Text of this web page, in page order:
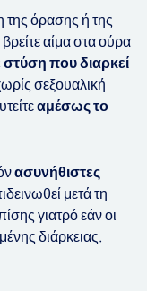
όρασης ή της
αίμα στα ούρα
στύση που διαρκεί
σεξουαλική
αμέσως το
ασυνήθιστες
μετά τη
γιατρό εάν οι
διάρκειας.